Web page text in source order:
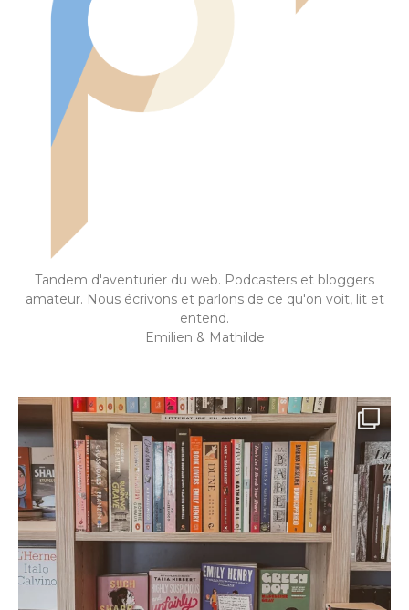
Tandem d'aventurier du web. Podcasters et bloggers
amateur. Nous écrivons et parlons de ce qu'on voit, lit et
entend.
Emilien & Mathilde